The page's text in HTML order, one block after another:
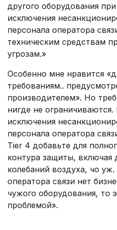
другого оборудования
исключения
персонала оператора
техническим средствам
угрозам.»
Особенно мне нравится
требованиям..
производителем». Но
нигде не
исключения
персонала оператора
Tier 4 добавьте для
контура защиты, включая
колебаний воздуха, чо
оператора связи нет
чужого оборудования, то
проблемой».